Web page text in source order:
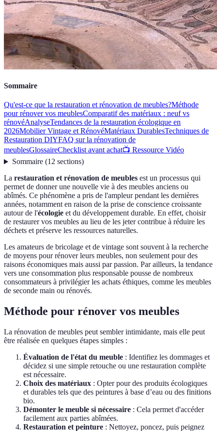
Sommaire
Qu'est-ce que la restauration et rénovation de meubles?Méthode
pour rénover vos meublesComparatif des matériaux : neuf vs
rénovéAnalyseTendances de la restauration écologique en
2026Mobilier Vintage et RénovéMatériaux DurablesTechniques de
Restauration DIYFAQ sur la rénovation de
meublesGlossaireChecklist avant achat📺 Ressource Vidéo
Sommaire(12 sections)
La restauration et rénovation de meubles est un processus qui
permet de donner une nouvelle vie à des meubles anciens ou
abîmés. Ce phénomène a pris de l'ampleur pendant les dernières
années, notamment en raison de la prise de conscience croissante
autour de l'écologie et du développement durable. En effet, choisir
de restaurer vos meubles au lieu de les jeter contribue à réduire les
déchets et préserve les ressources naturelles.
Les amateurs de bricolage et de vintage sont souvent à la recherche
de moyens pour rénover leurs meubles, non seulement pour des
raisons économiques mais aussi par passion. Par ailleurs, la tendance
vers une consommation plus responsable pousse de nombreux
consommateurs à privilégier les achats éthiques, comme les meubles
de seconde main ou rénovés.
Méthode pour rénover vos meubles
La rénovation de meubles peut sembler intimidante, mais elle peut
être réalisée en quelques étapes simples :
Évaluation de l'état du meuble : Identifiez les dommages et
décidez si une simple retouche ou une restauration complète
est nécessaire.
Choix des matériaux : Opter pour des produits écologiques
et durables tels que des peintures à base d’eau ou des finitions
bio.
Démonter le meuble si nécessaire : Cela permet d'accéder
facilement aux parties abîmées.
Restauration et peinture : Nettoyez, poncez, puis peignez